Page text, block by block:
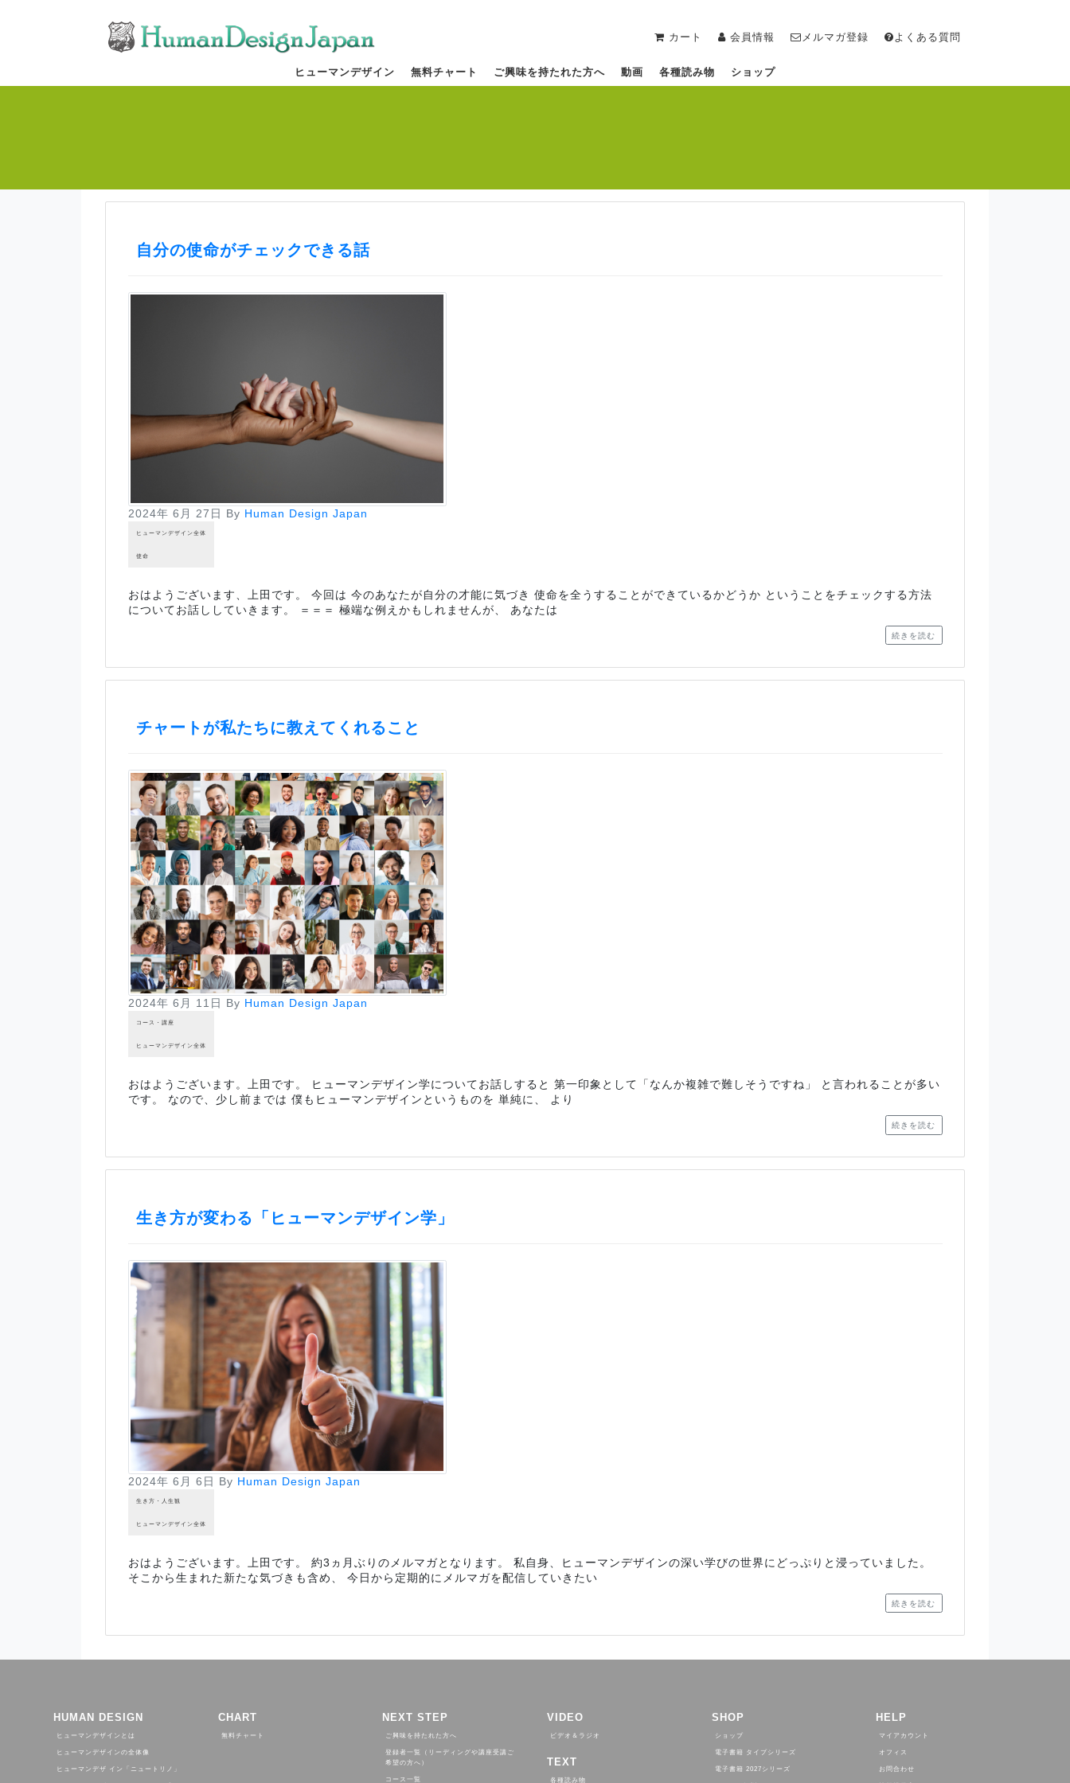
カート 会員情報 メルマガ登録 よくある質問
ヒューマンデザイン 無料チャート ご興味を持たれた方へ 動画 各種読み物 ショップ
自分の使命がチェックできる話
2024年 6月 27日 By Human Design Japan
ヒューマンデザイン全体
使命
おはようございます、上田です。 今回は 今のあなたが自分の才能に気づき 使命を全うすることができているかどうか ということをチェックする方法
についてお話ししていきます。 ＝＝＝ 極端な例えかもしれませんが、 あなたは
続きを読む
チャートが私たちに教えてくれること
2024年 6月 11日 By Human Design Japan
コース・講座
ヒューマンデザイン全体
おはようございます。上田です。 ヒューマンデザイン学についてお話しすると 第一印象として「なんか複雑で難しそうですね」 と言われることが多い
です。 なので、少し前までは 僕もヒューマンデザインというものを 単純に、 より
続きを読む
生き方が変わる「ヒューマンデザイン学」
2024年 6月 6日 By Human Design Japan
生き方・人生観
ヒューマンデザイン全体
おはようございます。上田です。 約3ヵ月ぶりのメルマガとなります。 私自身、ヒューマンデザインの深い学びの世界にどっぷりと浸っていました。
そこから生まれた新たな気づきも含め、 今日から定期的にメルマガを配信していきたい
続きを読む
HUMAN DESIGN
ヒューマンデザインとは
ヒューマンデザインの全体像
ヒューマンデザ イン「ニュートリノ」
CHART
無料チャート
NEXT STEP
ご興味を持たれた方へ
登録者一覧（リーディングや講座受講ご
希望の方へ）
コース一覧
VIDEO
ビデオ＆ラジオ
TEXT
各種読み物
SHOP
ショップ
電子書籍 タイプシリーズ
電子書籍 2027シリーズ
HELP
マイアカウント
オフィス
お問合わせ